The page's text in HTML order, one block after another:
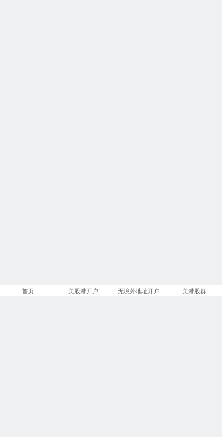
首页 美股港开户 无境外地址开户 美港股群